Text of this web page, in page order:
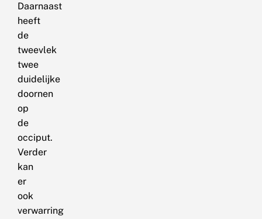
Daarnaast
heeft
de
tweevlek
twee
duidelijke
doornen
op
de
occiput.
Verder
kan
er
ook
verwarring